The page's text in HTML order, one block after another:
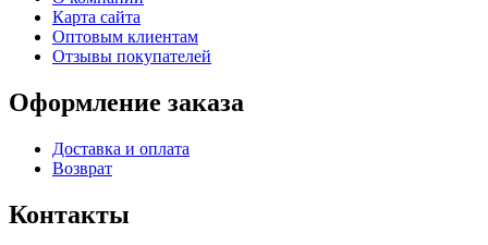
Карта сайта
Оптовым клиентам
Отзывы покупателей
Оформление заказа
Доставка и оплата
Возврат
Контакты